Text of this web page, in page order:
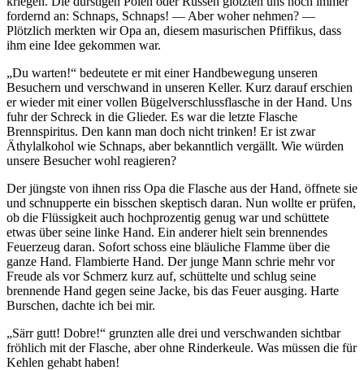
fordernd an: Schnaps, Schnaps! — Aber woher nehmen? —
Plötzlich merkten wir Opa an, diesem masurischen Pfiffikus, dass
ihm eine Idee gekommen war.
Du warten!
bedeutete er mit einer Handbewegung unseren
Besuchern und verschwand in unseren Keller. Kurz darauf erschien
er wieder mit einer vollen Bügelverschlussflasche in der Hand. Uns
fuhr der Schreck in die Glieder. Es war die letzte Flasche
Brennspiritus. Den kann man doch nicht trinken! Er ist zwar
Äthylalkohol wie Schnaps, aber bekanntlich vergällt. Wie würden
unsere Besucher wohl reagieren?
Der jüngste von ihnen riss Opa die Flasche aus der Hand, öffnete sie
und schnupperte ein bisschen skeptisch daran. Nun wollte er prüfen,
ob die Flüssigkeit auch hochprozentig genug war und schüttete
etwas über seine linke Hand. Ein anderer hielt sein brennendes
Feuerzeug daran. Sofort schoss eine bläuliche Flamme über die
ganze Hand. Flambierte Hand. Der junge Mann schrie mehr vor
Freude als vor Schmerz kurz auf, schüttelte und schlug seine
brennende Hand gegen seine Jacke, bis das Feuer ausging. Harte
Burschen, dachte ich bei mir.
Särr gutt! Dobre!
grunzten alle drei und verschwanden sichtbar
fröhlich mit der Flasche, aber ohne Rinderkeule. Was müssen die für
Kehlen gehabt haben!